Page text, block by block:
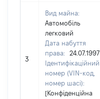
3
Вид майна:
Автомобіль
легковий
Дата набуття
права:
24.07.1997
Ідентифікаційний
номер (VIN-код,
номер шасі):
[Конфіденційна